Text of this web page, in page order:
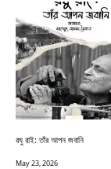
রঘু রাই: তাঁর আপন জবানি
May 23, 2026